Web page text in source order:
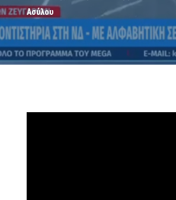
Ασύλου